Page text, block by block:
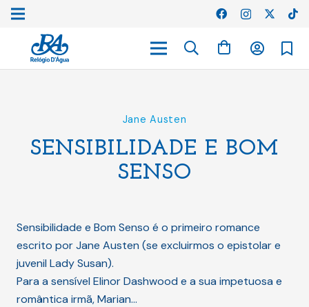
Jane Austen
SENSIBILIDADE E BOM
SENSO
Sensibilidade e Bom Senso é o primeiro romance
escrito por Jane Austen (se excluirmos o epistolar e
juvenil Lady Susan).
Para a sensível Elinor Dashwood e a sua impetuosa e
romântica irmã, Marian…